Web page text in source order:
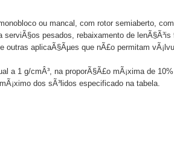
ou mancal, com rotor semiaberto,
pesados, rebaixamento de lenÃ§Ã³is
aplicaÃ§Ãµes que nÃ£o permitam
a 1 g/cmÂ³, na proporÃ§Ã£o mÃ¡xima de
dos sÃ³lidos especificado na tabela.